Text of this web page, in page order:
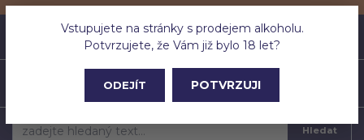
Vstupujete na stránky s prodejem alkoholu.
Potvrzujete, že Vám již bylo 18 let?
ODEJÍT POTVRZUJI
CZK
Hledat